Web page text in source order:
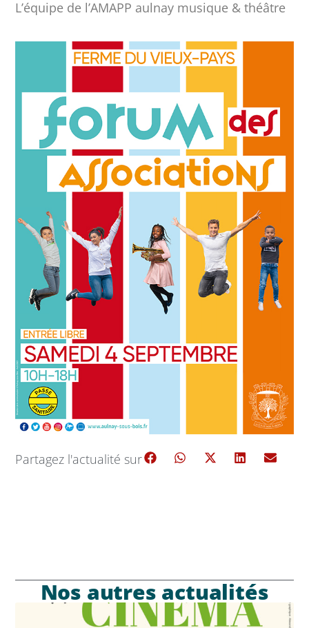
L’équipe de l’AMAPP aulnay musique & théâtre
Partagez l'actualité sur
Nos autres actualités